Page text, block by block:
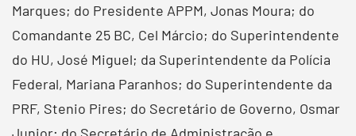
Marques; do Presidente APPM, Jonas Moura; do
Comandante 25 BC, Cel Márcio; do Superintendente
do HU, José Miguel; da Superintendente da Polícia
Federal, Mariana Paranhos; do Superintendente da
PRF, Stenio Pires; do Secretário de Governo, Osmar